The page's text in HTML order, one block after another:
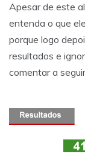
Apesar de este
entenda o que
porque logo
resultados e
comentar a